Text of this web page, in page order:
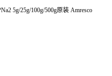
5g/25g/100g/500g原装 Amresco